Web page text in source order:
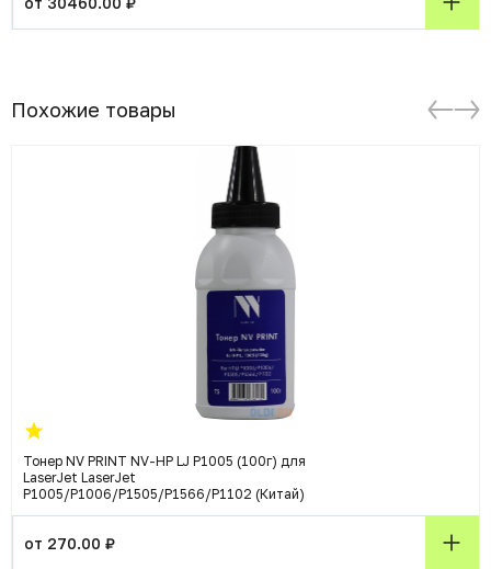
Похожие товары
Тонер NV PRINT NV-HP LJ P1005 (100г) для
LaserJet LaserJet
P1005/P1006/P1505/P1566/P1102 (Китай)
от 270.00 ₽